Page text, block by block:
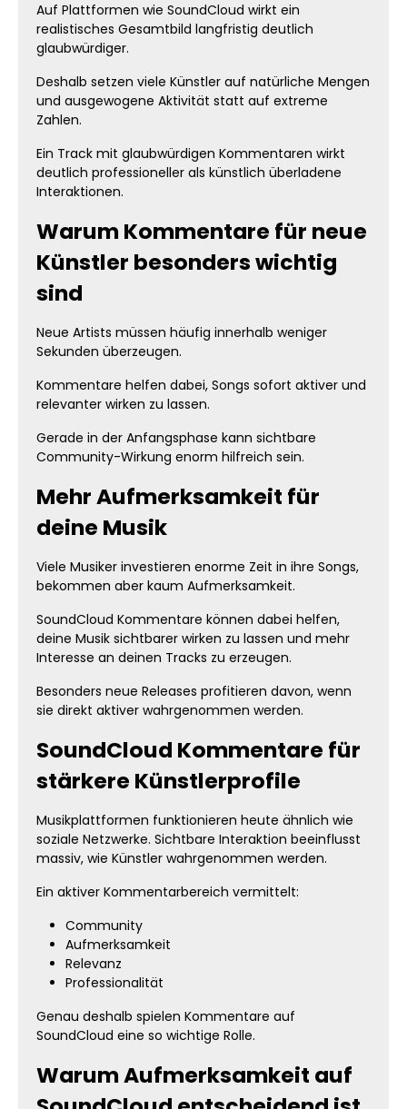
Auf Plattformen wie SoundCloud wirkt ein
realistisches Gesamtbild langfristig deutlich
glaubwürdiger.
Deshalb setzen viele Künstler auf natürliche Mengen
und ausgewogene Aktivität statt auf extreme
Zahlen.
Ein Track mit glaubwürdigen Kommentaren wirkt
deutlich professioneller als künstlich überladene
Interaktionen.
Warum Kommentare für neue
Künstler besonders wichtig
sind
Neue Artists müssen häufig innerhalb weniger
Sekunden überzeugen.
Kommentare helfen dabei, Songs sofort aktiver und
relevanter wirken zu lassen.
Gerade in der Anfangsphase kann sichtbare
Community-Wirkung enorm hilfreich sein.
Mehr Aufmerksamkeit für
deine Musik
Viele Musiker investieren enorme Zeit in ihre Songs,
bekommen aber kaum Aufmerksamkeit.
SoundCloud Kommentare können dabei helfen,
deine Musik sichtbarer wirken zu lassen und mehr
Interesse an deinen Tracks zu erzeugen.
Besonders neue Releases profitieren davon, wenn
sie direkt aktiver wahrgenommen werden.
SoundCloud Kommentare für
stärkere Künstlerprofile
Musikplattformen funktionieren heute ähnlich wie
soziale Netzwerke. Sichtbare Interaktion beeinflusst
massiv, wie Künstler wahrgenommen werden.
Ein aktiver Kommentarbereich vermittelt:
Community
Aufmerksamkeit
Relevanz
Professionalität
Genau deshalb spielen Kommentare auf
SoundCloud eine so wichtige Rolle.
Warum Aufmerksamkeit auf